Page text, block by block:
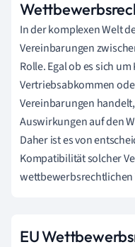
In der komplexen Welt
Vereinbarungen
Rolle. Egal ob es sich
Vertriebsabkommen
Vereinbarungen
Auswirkungen auf den
Daher ist es von
Kompatibilität solcher
wettbewerbsrechtlichen
EU